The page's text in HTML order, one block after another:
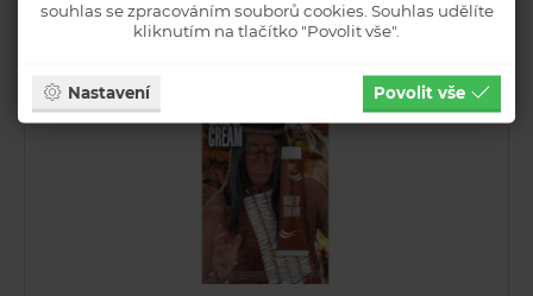
souhlas se zpracováním souborů cookies. Souhlas udělíte
kliknutím na tlačítko "Povolit vše".
Nastavení Povolit vše
KOUPIT